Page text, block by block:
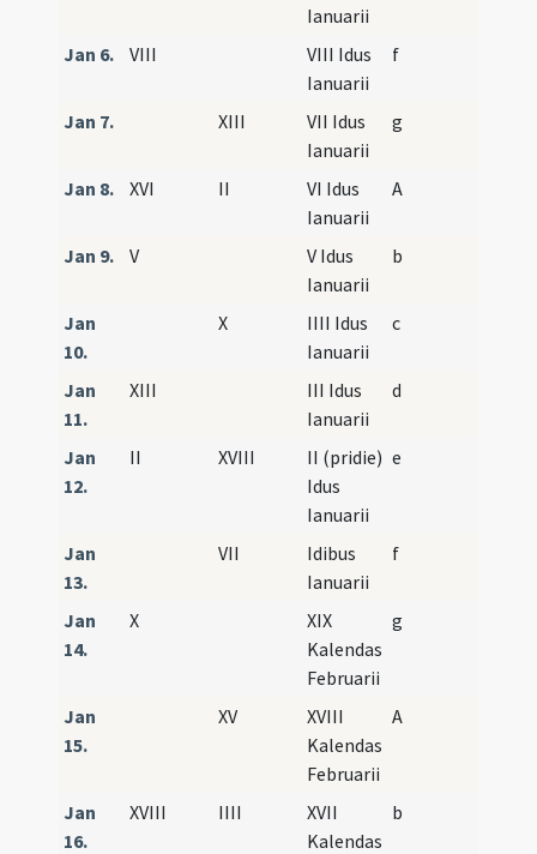
Ianuarii
Jan 6. VIII
VIII Idus
Ianuarii
f
Jan 7. XIII
VII Idus
Ianuarii
g
Jan 8. XVI II
VI Idus
Ianuarii
A
Jan 9. V
V Idus
Ianuarii
b
Jan
10.
X
IIII Idus
Ianuarii
c
Jan
11.
XIII
III Idus
Ianuarii
d
Jan
12.
II XVIII
II (pridie)
Idus
Ianuarii
e
Jan
13.
VII
Idibus
Ianuarii
f
Jan
14.
X
XIX
Kalendas
Februarii
g
Jan
15.
XV
XVIII
Kalendas
Februarii
A
Jan
16.
XVIII IIII
XVII
Kalendas
b